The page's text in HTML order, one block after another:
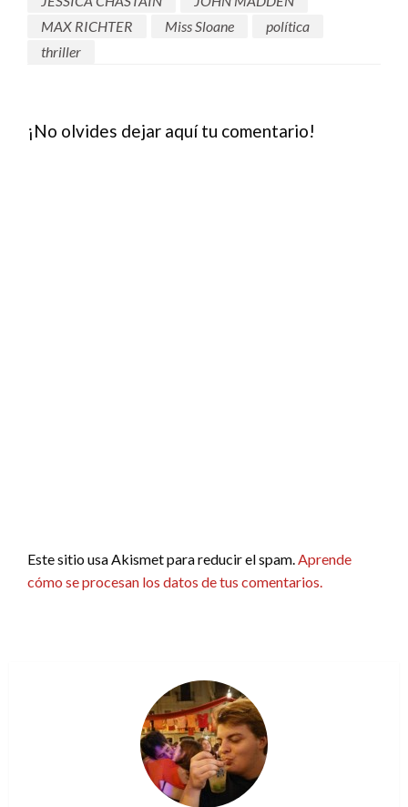
MAX RICHTER
Miss Sloane
política
thriller
¡No olvides dejar aquí tu comentario!
Este sitio usa Akismet para reducir el spam.Aprende
cómo se procesan los datos de tus comentarios.